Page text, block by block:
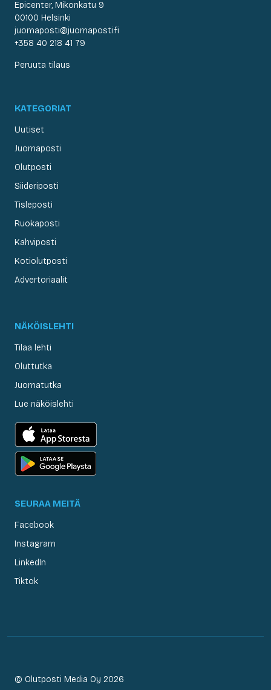
Epicenter, Mikonkatu 9
00100 Helsinki
juomaposti@juomaposti.fi
+358 40 218 41 79
Peruuta tilaus
KATEGORIAT
Uutiset
Juomaposti
Olutposti
Siideriposti
Tisleposti
Ruokaposti
Kahviposti
Kotiolutposti
Advertoriaalit
NÄKÖISLEHTI
Tilaa lehti
Oluttutka
Juomatutka
Lue näköislehti
SEURAA MEITÄ
Facebook
Instagram
LinkedIn
Tiktok
© Olutposti Media Oy 2026